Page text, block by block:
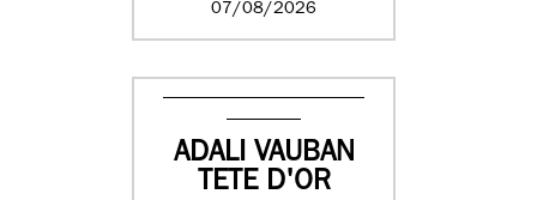
07/08/2026
ADALI VAUBAN
TETE D'OR